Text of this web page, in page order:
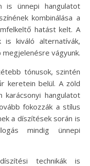
is ünnepi hangulatot
kombinálása a
hatást kelt. A
kiváló alternatívák,
vágyunk.
tónusok, szintén
keretein belül. A zöld
karácsonyi hangulatot
fokozzák a stílus
a díszítések során is
mindig ünnepi
technikák is